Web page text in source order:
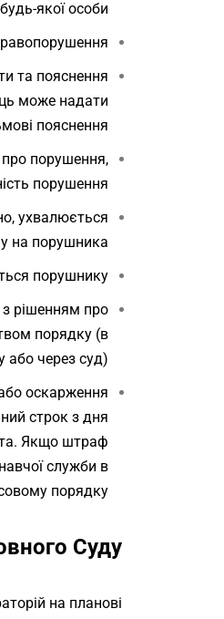
якої особи.
та пояснення
може надати
пояснення.
порушення,
порушення.
ухвалюється
на порушника.
порушнику.
рішенням про
порядку (в
або через суд).
оскарження
строк з дня
Якщо штраф
служби в
порядку.
Суду
на планові